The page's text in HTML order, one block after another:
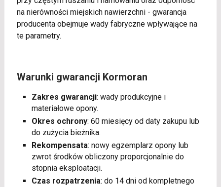
na nierówności miejskich nawierzchni - gwarancja
producenta obejmuje wady fabryczne wpływające na
te parametry.
Warunki gwarancji Kormoran
Zakres gwarancji: wady produkcyjne i
materiałowe opony.
Okres ochrony: 60 miesięcy od daty zakupu lub
do zużycia bieżnika.
Rekompensata: nowy egzemplarz opony lub
zwrot środków obliczony proporcjonalnie do
stopnia eksploatacji.
Czas rozpatrzenia: do 14 dni od kompletnego